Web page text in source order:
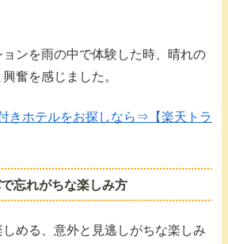
ンを雨の中で体験した時、晴れの
奮を感じました。
きホテルをお探しなら⇒【楽天トラ
忘れがちな楽しみ方
める、意外と見逃しがちな楽しみ